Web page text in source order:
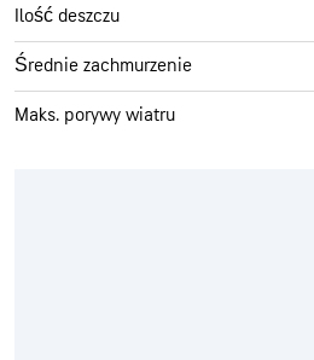
Ilość deszczu
Średnie zachmurzenie
Maks. porywy wiatru